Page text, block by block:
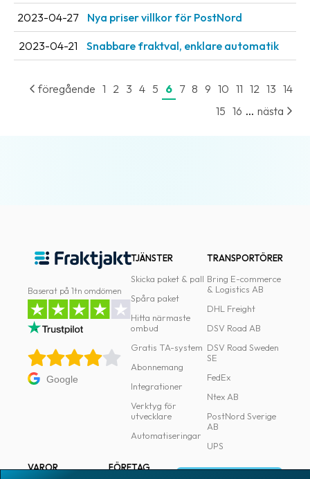
Pressrum
Medarbetare
&
villkor
Integritet
Förbjudet
och
farligt
innehåll
2023-04-27 Nya priser villkor för PostNord
2023-04-21 Snabbare fraktval, enklare automatik
föregående 1 2 3 4 5 6 7 8 9 10 11 12 13 14
15 16 ... nästa
Baserat på 1tn omdömen
Google
TJÄNSTER
Skicka paket & pall
Spåra paket
Hitta närmaste
ombud
Gratis TA-system
Abonnemang
Integrationer
Verktyg för
utvecklare
Automatiseringar
TRANSPORTÖRER
Bring E-commerce
& Logistics AB
DHL Freight
DSV Road AB
DSV Road Sweden
SE
FedEx
Ntex AB
PostNord Sverige
AB
UPS
VAROR
FÖRETAG